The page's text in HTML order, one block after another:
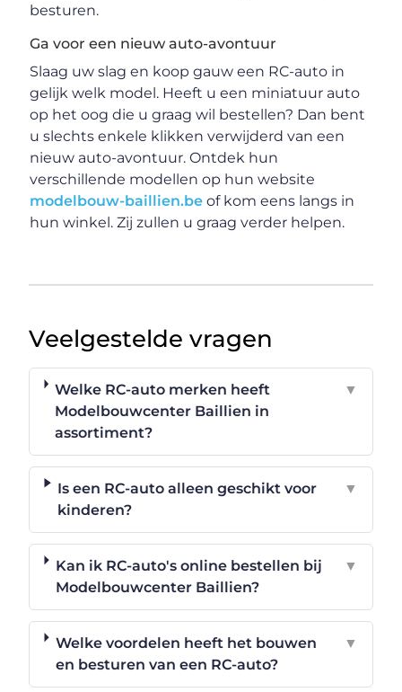
besturen.
Ga voor een nieuw auto-avontuur
Slaag uw slag en koop gauw een RC-auto in
gelijk welk model. Heeft u een miniatuur auto
op het oog die u graag wil bestellen? Dan bent
u slechts enkele klikken verwijderd van een
nieuw auto-avontuur. Ontdek hun
verschillende modellen op hun website
modelbouw-baillien.be of kom eens langs in
hun winkel. Zij zullen u graag verder helpen.
Veelgestelde vragen
Welke RC-auto merken heeft
Modelbouwcenter Baillien in
assortiment?
▼
Is een RC-auto alleen geschikt voor
kinderen?
▼
Kan ik RC-auto's online bestellen bij
Modelbouwcenter Baillien?
▼
Welke voordelen heeft het bouwen
en besturen van een RC-auto?
▼